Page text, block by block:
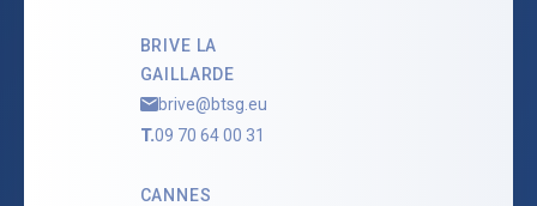
BRIVE LA
GAILLARDE
brive@btsg.eu
T.09 70 64 00 31
CANNES